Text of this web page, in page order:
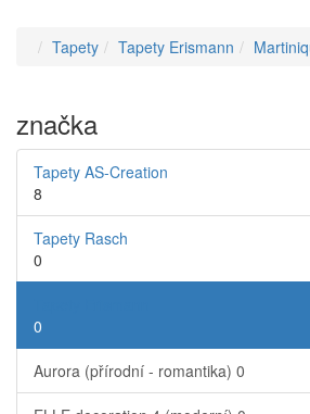
Tapety Tapety Erismann
značka
Tapety AS-Creation
8
Tapety Rasch
0
0
Aurora (přírodní - romantika) 0